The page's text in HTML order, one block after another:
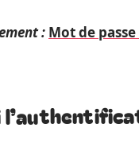
: Mot de